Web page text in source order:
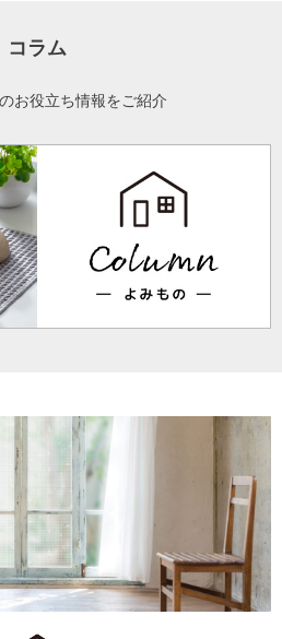
コラム
お役立ち情報をご紹介